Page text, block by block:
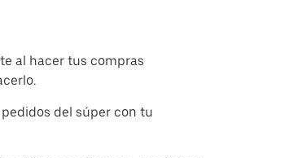
al hacer tus compras
del súper con tu